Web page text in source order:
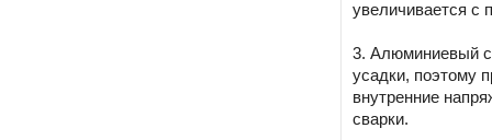
увеличивается с
3. Алюминиевый
усадки, поэтому
внутренние
сварки.